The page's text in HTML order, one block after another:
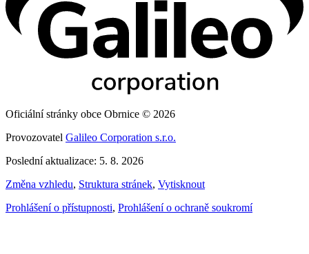
Oficiální stránky obce Obrnice © 2026
Provozovatel Galileo Corporation s.r.o.
Poslední aktualizace: 5. 8. 2026
Změna vzhledu, Struktura stránek, Vytisknout
Prohlášení o přístupnosti, Prohlášení o ochraně soukromí